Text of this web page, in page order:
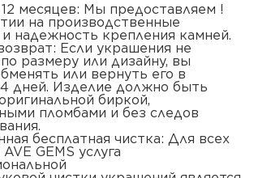
12 месяцев: Мы предоставляем !
на производственные
надежность крепления камней.
Если украшения не
размеру или дизайну, вы
или вернуть его в
дней. Изделие должно быть
биркой,
пломбами и без следов
бесплатная чистка: Для всех
GEMS услуга